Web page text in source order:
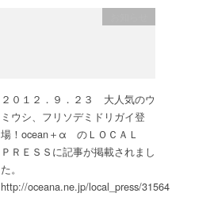
２０１２．９．２３ 大人気のウ
ミウシ、フリソデミドリガイ登
場！ocean＋α のＬＯＣＡＬ
ＰＲＥＳＳに記事が掲載されまし
た。
http://oceana.ne.jp/local_press/31564